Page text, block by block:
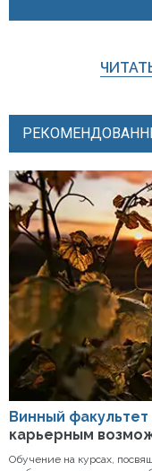
Винный факультет
карьерным
Обучение на курсах,